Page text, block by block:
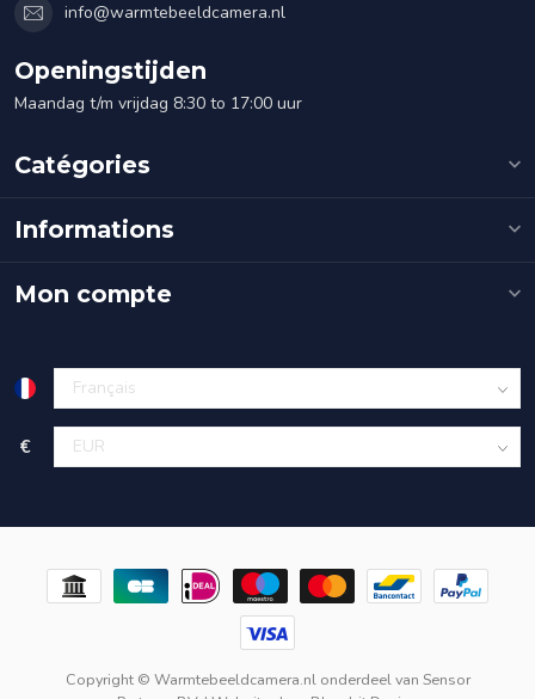
info@warmtebeeldcamera.nl
Openingstijden
Maandag t/m vrijdag 8:30 to 17:00 uur
Catégories
Informations
Mon compte
€
Copyright © Warmtebeeldcamera.nl onderdeel van Sensor